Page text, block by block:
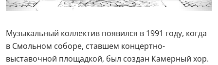
Музыкальный коллектив появился в 1991 году, когда
в Смольном соборе, ставшем концертно-
выставочной площадкой, был создан Камерный хор.